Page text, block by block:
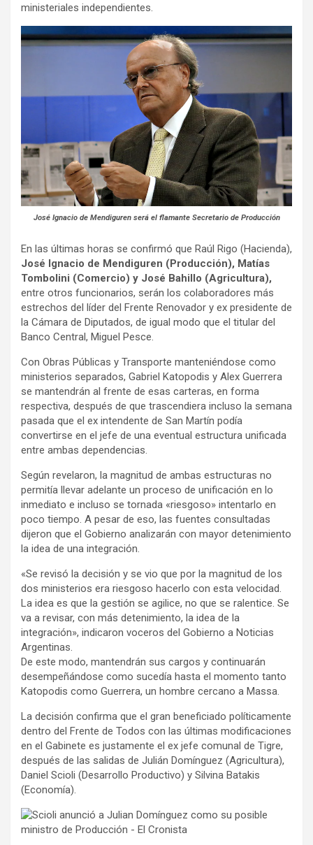
ministeriales independientes.
José Ignacio de Mendiguren será el flamante Secretario de Producción
En las últimas horas se confirmó que Raúl Rigo (Hacienda),
José Ignacio de Mendiguren (Producción), Matías
Tombolini (Comercio) y José Bahillo (Agricultura),
entre otros funcionarios, serán los colaboradores más
estrechos del líder del Frente Renovador y ex presidente de
la Cámara de Diputados, de igual modo que el titular del
Banco Central, Miguel Pesce.
Con Obras Públicas y Transporte manteniéndose como
ministerios separados, Gabriel Katopodis y Alex Guerrera
se mantendrán al frente de esas carteras, en forma
respectiva, después de que trascendiera incluso la semana
pasada que el ex intendente de San Martín podía
convertirse en el jefe de una eventual estructura unificada
entre ambas dependencias.
Según revelaron, la magnitud de ambas estructuras no
permitía llevar adelante un proceso de unificación en lo
inmediato e incluso se tornada «riesgoso» intentarlo en
poco tiempo. A pesar de eso, las fuentes consultadas
dijeron que el Gobierno analizarán con mayor detenimiento
la idea de una integración.
«Se revisó la decisión y se vio que por la magnitud de los
dos ministerios era riesgoso hacerlo con esta velocidad.
La idea es que la gestión se agilice, no que se ralentice. Se
va a revisar, con más detenimiento, la idea de la
integración», indicaron voceros del Gobierno a Noticias
Argentinas.
De este modo, mantendrán sus cargos y continuarán
desempeñándose como sucedía hasta el momento tanto
Katopodis como Guerrera, un hombre cercano a Massa.
La decisión confirma que el gran beneficiado políticamente
dentro del Frente de Todos con las últimas modificaciones
en el Gabinete es justamente el ex jefe comunal de Tigre,
después de las salidas de Julián Domínguez (Agricultura),
Daniel Scioli (Desarrollo Productivo) y Silvina Batakis
(Economía).